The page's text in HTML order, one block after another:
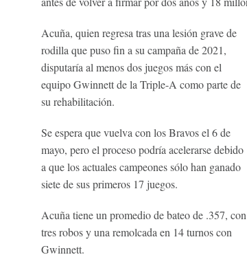
Acuña, quien regresa tras una lesión grave de
rodilla que puso fin a su campaña de 2021,
disputaría al menos dos juegos más con el
equipo Gwinnett de la Triple-A como parte de
su rehabilitación.
Se espera que vuelva con los Bravos el 6 de
mayo, pero el proceso podría acelerarse debido
a que los actuales campeones sólo han ganado
siete de sus primeros 17 juegos.
Acuña tiene un promedio de bateo de .357, con
tres robos y una remolcada en 14 turnos con
Gwinnett.